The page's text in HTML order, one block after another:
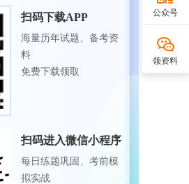
扫码下载APP
海量历年试题、备考资
料
免费下载领取
扫码进入微信小程序
每日练题巩固、考前模
拟实战
公众号
领资料